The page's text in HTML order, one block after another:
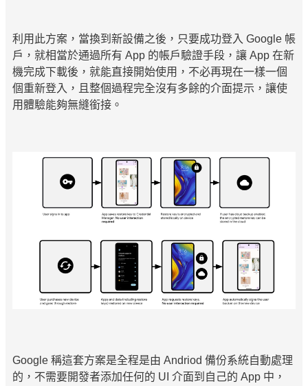
利用此方案，當換到新設備之後，只要成功登入 Google 帳
戶，就相當於通過所有 App 的帳戶驗證手段，讓 App 在新
機完成下載後，就能直接開始使用，不必再現在一樣一個
個重新登入，且整個過程完全沒有多餘的介面提示，讓使
用體驗能夠無縫銜接。
Google 稱這套方案是全程是由 Andriod 備份系統自動處理
的，不需要開發者添加任何的 UI 介面到自己的 App 中，